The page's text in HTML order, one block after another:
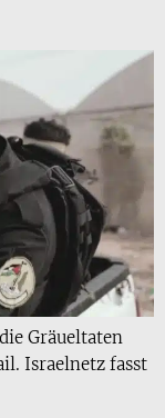
Gräueltaten
Israelnetz fasst